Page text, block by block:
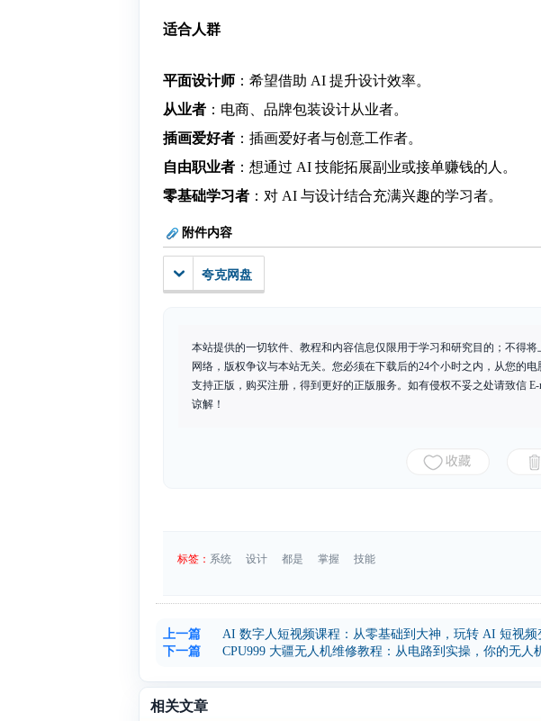
适合人群
平面设计师 ：希望借助 AI 提升设计效率。
从业者 ：电商、品牌包装设计从业者。
插画爱好者 ：插画爱好者与创意工作者。
自由职业者 ：想通过 AI 技能拓展副业或接单赚钱的人。
零基础学习者 ：对 AI 与设计结合充满兴趣的学习者。
附件内容
夸克网盘
本站提供的一切软件、教程和内容信息仅限用于学习和研究目的；不得
网络，版权争议与本站无关。您必须在下载后的24个小时之内，从您的
支持正版，购买注册，得到更好的正版服务。如有侵权不妥之处请致信 E-
谅解！
标签： 系统 设计 都是 掌握 技能
上一篇
AI 数字人短视频课程：从零基础到大神，玩转 AI 短视频
下一篇
CPU999 大疆无人机维修教程：从电路到实操，你的无人
相关文章